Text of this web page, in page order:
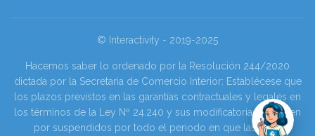
© Interactivity - 2019-2025
Hacemos saber lo ordenado por la Resolución 244/2020
dictada por la Secretaria de Comercio Interior: Establécese que
los plazos previstos en las garantías contractuales y legales en
los términos de la Ley Nº 24.240 y sus modificatorias se tienen
por suspendidos por todo el periodo en que las y los